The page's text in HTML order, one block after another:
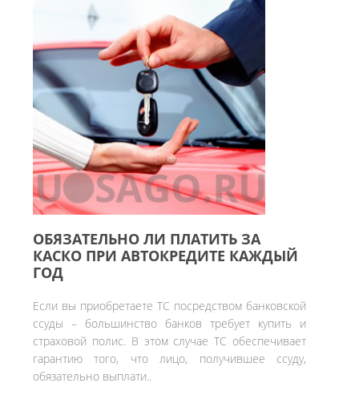
ОБЯЗАТЕЛЬНО ЛИ ПЛАТИТЬ ЗА
КАСКО ПРИ АВТОКРЕДИТЕ КАЖДЫЙ
ГОД
Если вы приобретаете ТС посредством банковской
ссуды – большинство банков требует купить и
страховой полис. В этом случае ТС обеспечивает
гарантию того, что лицо, получившее ссуду,
обязательно выплати..